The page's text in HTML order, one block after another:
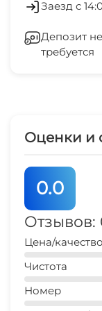
30 мин
30 мин
СВЧ
Заезд с
Депозит не
требуется
Оценки и
0.0
Отзывов:
Цена/качество
Чистота
Номер